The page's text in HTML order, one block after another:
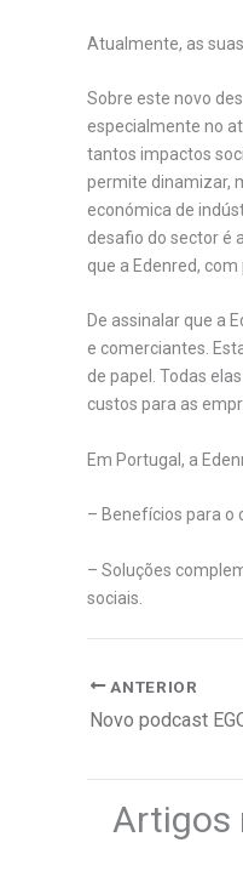
Atualmente, as
Sobre este novo
especialmente no
tantos impactos
permite dinamizar,
económica de
desafio do sector é
que a Edenred,
De assinalar que a
e comerciantes.
de papel. Todas
custos para as
Em Portugal, a
– Benefícios para o
– Soluções
sociais.
ANTERIOR
Novo podcast
Artigos